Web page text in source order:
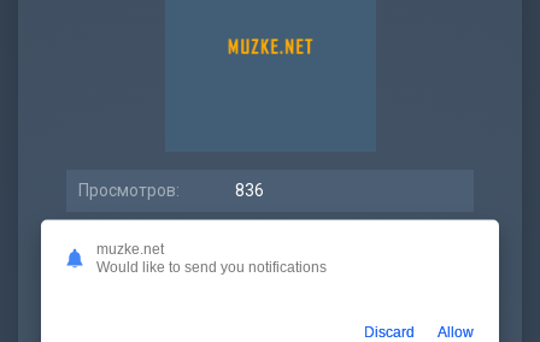
Просмотров: 836
Размер: 5.38 МБ
muzke.net
Would like to send you notifications
Discard Allow